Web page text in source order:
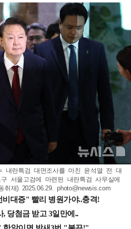
내란특검 대면조사를 마친 윤석열 전 대
서울고검에 마련된 내란특검 사무실에
취재) 2025.06.29.photo@newsis.com